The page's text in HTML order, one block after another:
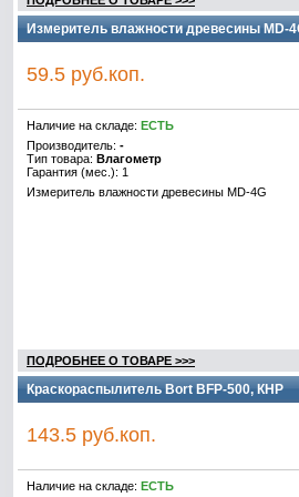
Измеритель влажности древесины MD-
59.5 руб.коп.
Наличие на складе: ЕСТЬ
Производитель: -
Тип товара: Влагометр
Гарантия (мес.): 1
Измеритель влажности древесины MD-4G
ПОДРОБНЕЕ О ТОВАРЕ >>>
Краскораспылитель Bort BFP-500, КНР
143.5 руб.коп.
Наличие на складе: ЕСТЬ